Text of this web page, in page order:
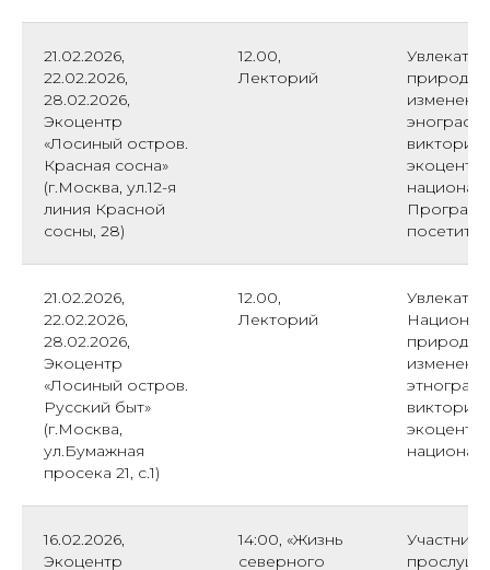
21.02.2026,
22.02.2026,
28.02.2026,
Экоцентр
«Лосиный остров.
Красная сосна»
(г.Москва, ул.12-я
линия Красной
сосны, 28)
12.00,
Лекторий
природе,
21.02.2026,
22.02.2026,
28.02.2026,
Экоцентр
«Лосиный остров.
Русский быт»
(г.Москва,
ул.Бумажная
просека 21, с.1)
12.00,
Лекторий
природе,
16.02.2026,
Экоцентр
14:00, «Жизнь
северного